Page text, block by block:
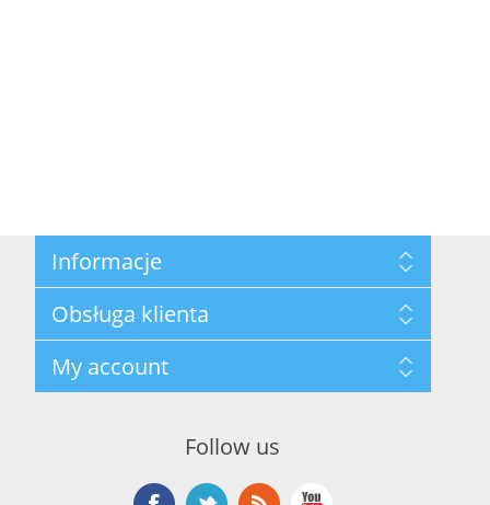
Informacje
Privacy Policy
Terms and Conditions
About Us
Kontakt
Obsługa klienta
Nowości
Blog
My account
Follow us